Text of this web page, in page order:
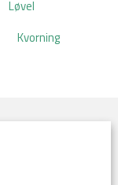
Løvel
Kvorning